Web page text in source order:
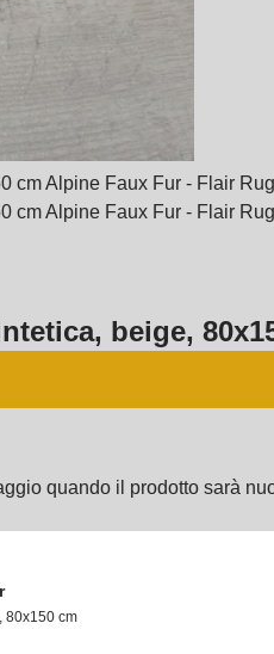
beige,
quando il prodotto sarà
80x150 cm